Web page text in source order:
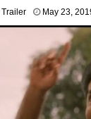
Trailer May 23,